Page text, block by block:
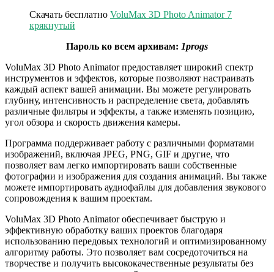
Скачать бесплатно VoluMax 3D Photo Animator 7
крякнутый
Пароль ко всем архивам: 1progs
VoluMax 3D Photo Animator предоставляет широкий спектр
инструментов и эффектов, которые позволяют настраивать
каждый аспект вашей анимации. Вы можете регулировать
глубину, интенсивность и распределение света, добавлять
различные фильтры и эффекты, а также изменять позицию,
угол обзора и скорость движения камеры.
Программа поддерживает работу с различными форматами
изображений, включая JPEG, PNG, GIF и другие, что
позволяет вам легко импортировать ваши собственные
фотографии и изображения для создания анимаций. Вы также
можете импортировать аудиофайлы для добавления звукового
сопровождения к вашим проектам.
VoluMax 3D Photo Animator обеспечивает быструю и
эффективную обработку ваших проектов благодаря
использованию передовых технологий и оптимизированному
алгоритму работы. Это позволяет вам сосредоточиться на
творчестве и получить высококачественные результаты без